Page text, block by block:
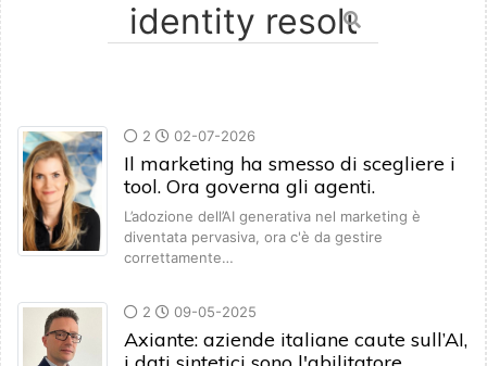
2 02-07-2026
Il marketing ha smesso di scegliere i
tool. Ora governa gli agenti.
L’adozione dell’AI generativa nel marketing è
diventata pervasiva, ora c'è da gestire
correttamente…
2 09-05-2025
Axiante: aziende italiane caute sull’AI,